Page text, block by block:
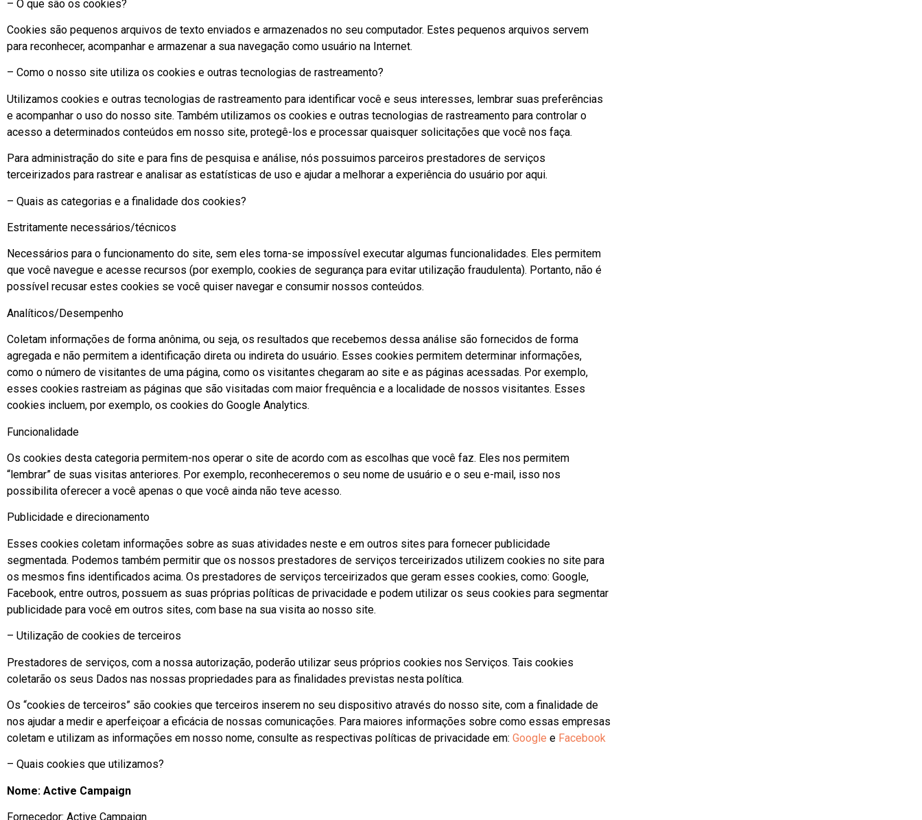
– O que são os cookies?
Cookies são pequenos arquivos de texto enviados e armazenados no seu computador. Estes pequenos arquivos servem
para reconhecer, acompanhar e armazenar a sua navegação como usuário na Internet.
– Como o nosso site utiliza os cookies e outras tecnologias de rastreamento?
Utilizamos cookies e outras tecnologias de rastreamento para identificar você e seus interesses, lembrar suas preferências
e acompanhar o uso do nosso site. Também utilizamos os cookies e outras tecnologias de rastreamento para controlar o
acesso a determinados conteúdos em nosso site, protegê-los e processar quaisquer solicitações que você nos faça.
Para administração do site e para fins de pesquisa e análise, nós possuimos parceiros prestadores de serviços
terceirizados para rastrear e analisar as estatísticas de uso e ajudar a melhorar a experiência do usuário por aqui.
– Quais as categorias e a finalidade dos cookies?
Estritamente necessários/técnicos
Necessários para o funcionamento do site, sem eles torna-se impossível executar algumas funcionalidades. Eles permitem
que você navegue e acesse recursos (por exemplo, cookies de segurança para evitar utilização fraudulenta). Portanto, não é
possível recusar estes cookies se você quiser navegar e consumir nossos conteúdos.
Analíticos/Desempenho
Coletam informações de forma anônima, ou seja, os resultados que recebemos dessa análise são fornecidos de forma
agregada e não permitem a identificação direta ou indireta do usuário. Esses cookies permitem determinar informações,
como o número de visitantes de uma página, como os visitantes chegaram ao site e as páginas acessadas. Por exemplo,
esses cookies rastreiam as páginas que são visitadas com maior frequência e a localidade de nossos visitantes. Esses
cookies incluem, por exemplo, os cookies do Google Analytics.
Funcionalidade
Os cookies desta categoria permitem-nos operar o site de acordo com as escolhas que você faz. Eles nos permitem
“lembrar” de suas visitas anteriores. Por exemplo, reconheceremos o seu nome de usuário e o seu e-mail, isso nos
possibilita oferecer a você apenas o que você ainda não teve acesso.
Publicidade e direcionamento
Esses cookies coletam informações sobre as suas atividades neste e em outros sites para fornecer publicidade
segmentada. Podemos também permitir que os nossos prestadores de serviços terceirizados utilizem cookies no site para
os mesmos fins identificados acima. Os prestadores de serviços terceirizados que geram esses cookies, como: Google,
Facebook, entre outros, possuem as suas próprias políticas de privacidade e podem utilizar os seus cookies para segmentar
publicidade para você em outros sites, com base na sua visita ao nosso site.
– Utilização de cookies de terceiros
Prestadores de serviços, com a nossa autorização, poderão utilizar seus próprios cookies nos Serviços. Tais cookies
coletarão os seus Dados nas nossas propriedades para as finalidades previstas nesta política.
Os “cookies de terceiros” são cookies que terceiros inserem no seu dispositivo através do nosso site, com a finalidade de
nos ajudar a medir e aperfeiçoar a eficácia de nossas comunicações. Para maiores informações sobre como essas empresas
coletam e utilizam as informações em nosso nome, consulte as respectivas políticas de privacidade em: Google e Facebook
– Quais cookies que utilizamos?
Nome: Active Campaign
Fornecedor: Active Campaign